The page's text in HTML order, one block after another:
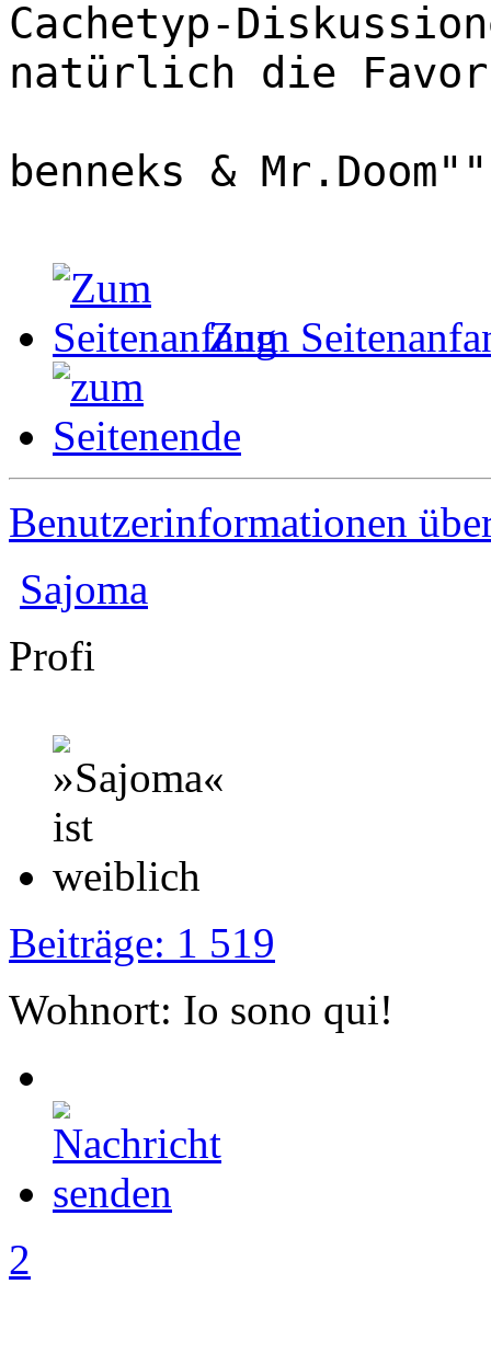
Cachetyp-
natürlich die
benneks & Mr.Doom""
Zum
Benutzerinformationen
Sajoma
Profi
Beiträge: 1 519
Wohnort: Io sono qui!
2